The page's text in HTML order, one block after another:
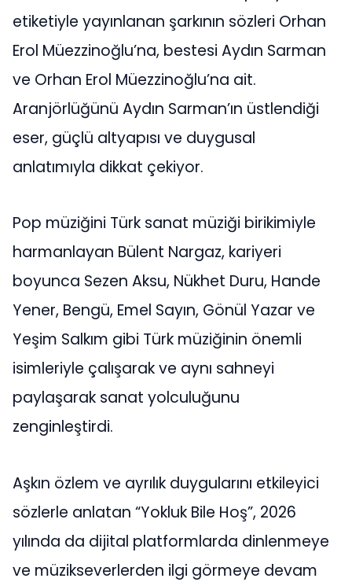
etiketiyle yayınlanan şarkının sözleri Orhan
Erol Müezzinoğlu’na, bestesi Aydın Sarman
ve Orhan Erol Müezzinoğlu’na ait.
Aranjörlüğünü Aydın Sarman’ın üstlendiği
eser, güçlü altyapısı ve duygusal
anlatımıyla dikkat çekiyor.
Pop müziğini Türk sanat müziği birikimiyle
harmanlayan Bülent Nargaz, kariyeri
boyunca Sezen Aksu, Nükhet Duru, Hande
Yener, Bengü, Emel Sayın, Gönül Yazar ve
Yeşim Salkım gibi Türk müziğinin önemli
isimleriyle çalışarak ve aynı sahneyi
paylaşarak sanat yolculuğunu
zenginleştirdi.
Aşkın özlem ve ayrılık duygularını etkileyici
sözlerle anlatan “Yokluk Bile Hoş”, 2026
yılında da dijital platformlarda dinlenmeye
ve müzikseverlerden ilgi görmeye devam